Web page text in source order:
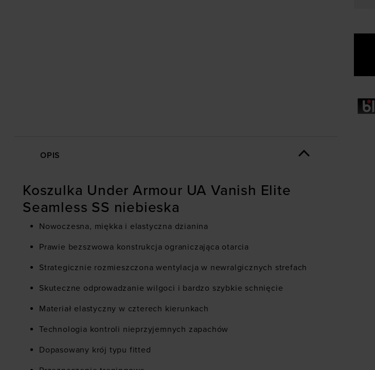
OPIS
Koszulka Under Armour UA Vanish Elite
Seamless SS niebieska
Nowoczesna, miękka i elastyczna dzianina
Prawie bezszwowa konstrukcja ograniczająca otarcia
Strategicznie rozmieszczona wentylacja w newralgicznych strefach
Skuteczne odprowadzanie wilgoci i bardzo szybkie schnięcie
Materiał elastyczny w czterech kierunkach
Technologia kontroli nieprzyjemnych zapachów
Dopasowany krój typu fitted